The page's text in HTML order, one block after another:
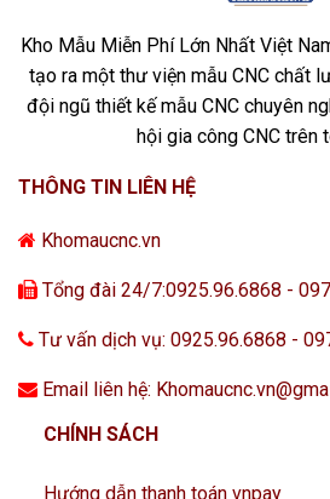
Kho Mẫu Miễn Phí Lớn Nhất Việt
tạo ra một thư viện mẫu CNC chất
đội ngũ thiết kế mẫu CNC chuyên
hội gia công CNC trên
THÔNG TIN LIÊN HỆ
Khomaucnc.vn
Tổng đài 24/7:0925.96.6868 -
Tư vấn dịch vụ: 0925.96.6868 -
Email liên hệ:
CHÍNH SÁCH
Hướng dẫn thanh toán vnpay